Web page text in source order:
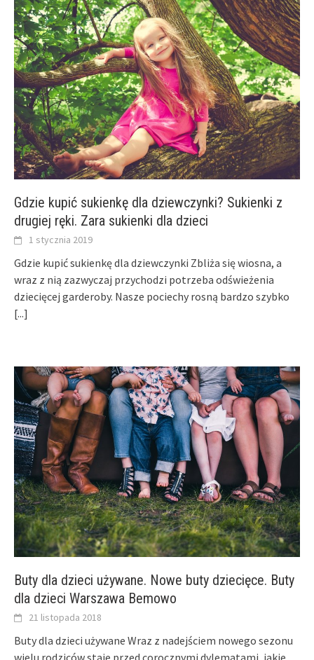
Gdzie kupić sukienkę dla dziewczynki? Sukienki z
drugiej ręki. Zara sukienki dla dzieci
1 stycznia 2019
Gdzie kupić sukienkę dla dziewczynki Zbliża się wiosna, a
wraz z nią zazwyczaj przychodzi potrzeba odświeżenia
dziecięcej garderoby. Nasze pociechy rosną bardzo szybko
[...]
Buty dla dzieci używane. Nowe buty dziecięce. Buty
dla dzieci Warszawa Bemowo
21 listopada 2018
Buty dla dzieci używane Wraz z nadejściem nowego sezonu